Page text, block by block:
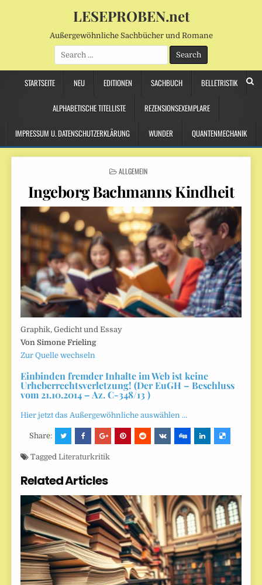
LESEPROBEN.net
Außergewöhnliche Sachbücher und Romane
Search
for:
STARTSEITE NEU EDITIONEN SACHBUCH BELLETRISTIK
ALPHABETISCHE TITELLISTE REZENSIONSEXEMPLARE
IMPRESSUM U. DATENSCHUTZERKLÄRUNG WUNDER QUANTENMECHANIK
POSTED
ALLGEMEIN
Ingeborg Bachmanns Kindheit
Graphik, Gedicht und Essay
Von Simone Frieling
Zur Quelle wechseln
Einbinden fremder Inhalte im Web ist keine
Urheberrechtsverletzung! (Der EuGH – Beschluss
vom 21.10.2014 – Az. C-348/13 )
Hier jetzt das Außergewöhnliche auswählen …
Share:
TaggedLiteraturkritik
Related Articles